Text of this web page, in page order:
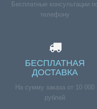
Бесплатные консультации
телефону
БЕСПЛАТНАЯ
ДОСТАВКА
На сумму заказа от 10 000
рублей